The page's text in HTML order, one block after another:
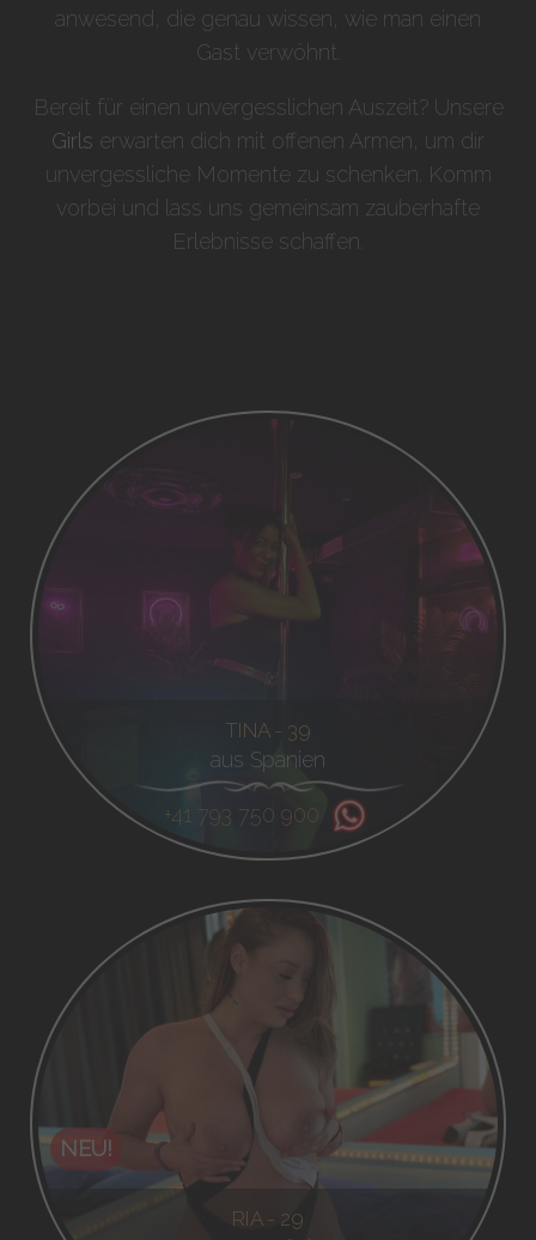
anwesend, die genau wissen, wie man einen
Gast verwöhnt.
Bereit für einen unvergesslichen Auszeit? Unsere
Girls erwarten dich mit offenen Armen, um dir
unvergessliche Momente zu schenken. Komm
vorbei und lass uns gemeinsam zauberhafte
Erlebnisse schaffen.
TINA - 39
aus Spanien
+41 793 750 900
NEU!
RIA - 29